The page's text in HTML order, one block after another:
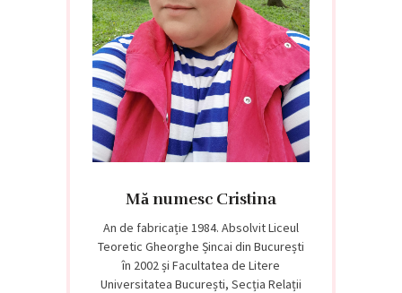
Mă numesc Cristina
An de fabricație 1984. Absolvit Liceul
Teoretic Gheorghe Șincai din București
în 2002 și Facultatea de Litere
Universitatea București, Secția Relații